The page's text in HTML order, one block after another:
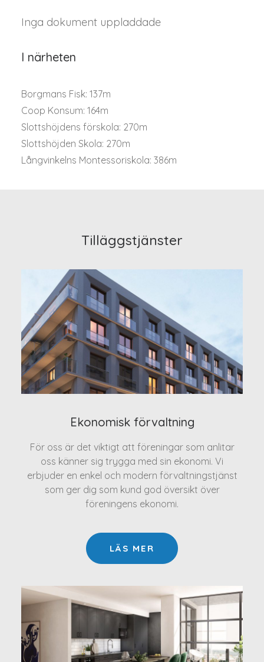
Inga dokument uppladdade
I närheten
Borgmans Fisk: 137m
Coop Konsum: 164m
Slottshöjdens förskola: 270m
Slottshöjden Skola: 270m
Långvinkelns Montessoriskola: 386m
Tilläggstjänster
Ekonomisk förvaltning
För oss är det viktigt att föreningar som anlitar
oss känner sig trygga med sin ekonomi. Vi
erbjuder en enkel och modern förvaltningstjänst
som ger dig som kund god översikt över
föreningens ekonomi.
LÄS MER